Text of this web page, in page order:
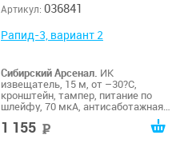
Артикул: 036841
Рапид-3, вариант 2
Сибирский Арсенал. ИК
извещатель, 15 м, от –30?С,
кронштейн, тампер, питание по
шлейфу, 70 мкА, антисаботажная
1 155